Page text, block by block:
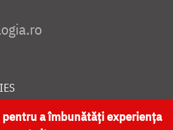
CATEDRALA NAȚIONALĂ
pentru a îmbunătăți experiența